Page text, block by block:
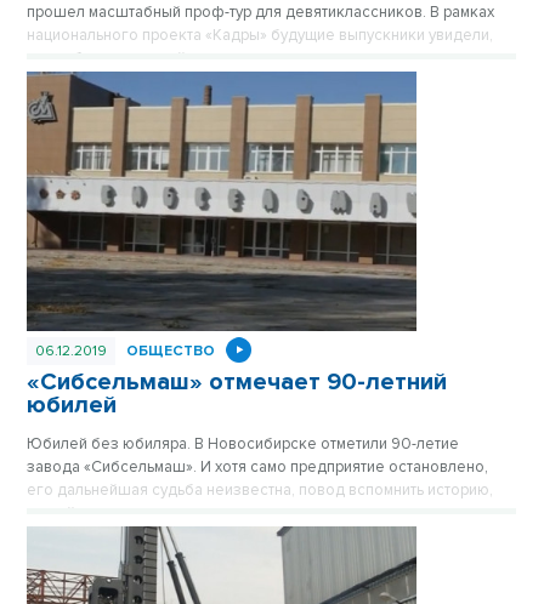
прошел масштабный проф-тур для девятиклассников. В рамках
национального проекта «Кадры» будущие выпускники увидели,
как работает крупнейшее машиностроительное предприятие
региона, обеспечивающее в том числе российскую космонавтику
высокоточными приборами уже 67 лет.
06.12.2019 ОБЩЕСТВО
«Сибсельмаш» отмечает 90-летний
юбилей
Юбилей без юбиляра. В Новосибирске отметили 90-летие
завода «Сибсельмаш». И хотя само предприятие остановлено,
его дальнейшая судьба неизвестна, повод вспомнить историю,